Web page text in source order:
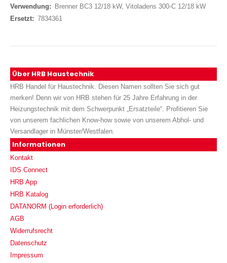
Brenner BC3 12/18 kW, Vitoladens 300-C 12/18 kW
7834361
Über HRB Haustechnik
HRB Handel für Haustechnik. Diesen Namen sollten Sie sich gut
merken! Denn wir von HRB stehen für 25 Jahre Erfahrung in der
Heizungstechnik mit dem Schwerpunkt „Ersatzteile“. Profitieren Sie
von unserem fachlichen Know-how sowie von unserem Abhol- und
Versandlager in Münster/Westfalen.
Informationen
Kontakt
IDS Connect
HRB App
HRB Katalog
DATANORM (Login erforderlich)
AGB
Widerrufsrecht
Datenschutz
Impressum